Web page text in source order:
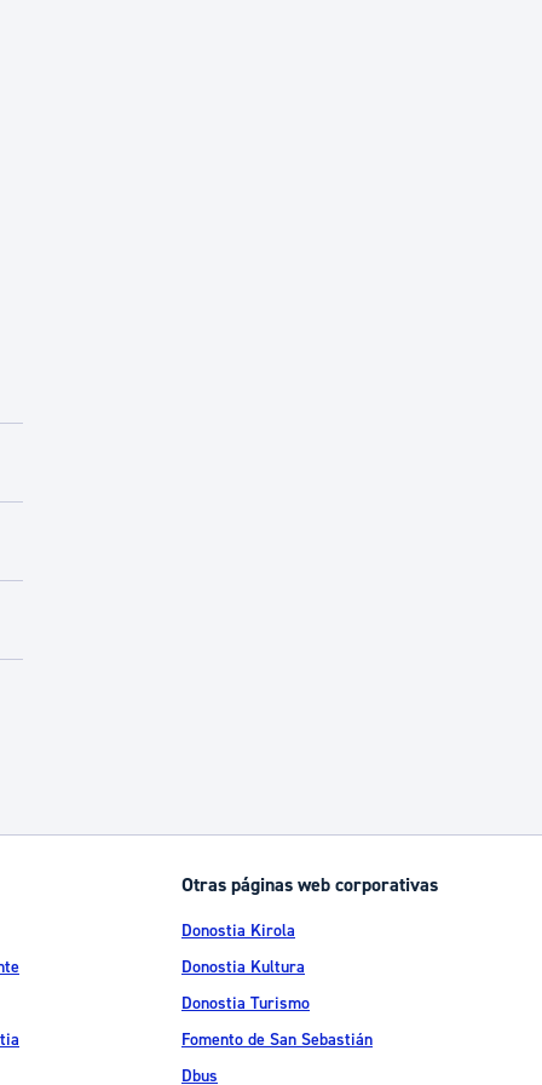
Otras páginas web corporativas
Donostia Kirola
Donostia Kultura
Donostia Turismo
Fomento de San Sebastián
Dbus